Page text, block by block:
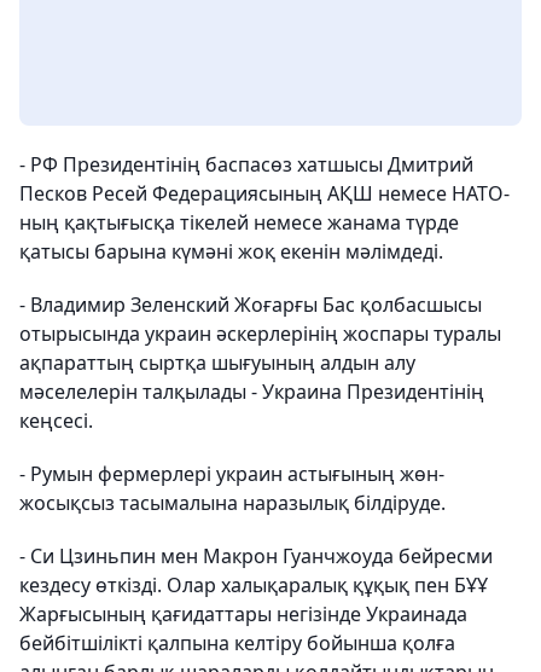
- РФ Президентінің баспасөз хатшысы Дмитрий
Песков Ресей Федерациясының АҚШ немесе НАТО-
ның қақтығысқа тікелей немесе жанама түрде
қатысы барына күмәні жоқ екенін мәлімдеді.
- Владимир Зеленский Жоғарғы Бас қолбасшысы
отырысында украин әскерлерінің жоспары туралы
ақпараттың сыртқа шығуының алдын алу
мәселелерін талқылады - Украина Президентінің
кеңсесі.
- Румын фермерлері украин астығының жөн-
жосықсыз тасымалына наразылық білдіруде.
- Си Цзиньпин мен Макрон Гуанчжоуда бейресми
кездесу өткізді. Олар халықаралық құқық пен БҰҰ
Жарғысының қағидаттары негізінде Украинада
бейбітшілікті қалпына келтіру бойынша қолға